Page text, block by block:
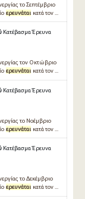
το Σεπτέμβριο
ερευνάται κατά τον ...
Κατέβασμα Έρευνα
τον Οκτώβριο
ερευνάται κατά τον ...
Κατέβασμα Έρευνα
το Νοέμβριο
ερευνάται κατά τον ...
Κατέβασμα Έρευνα
το Δεκέμβριο
ερευνάται κατά τον ...